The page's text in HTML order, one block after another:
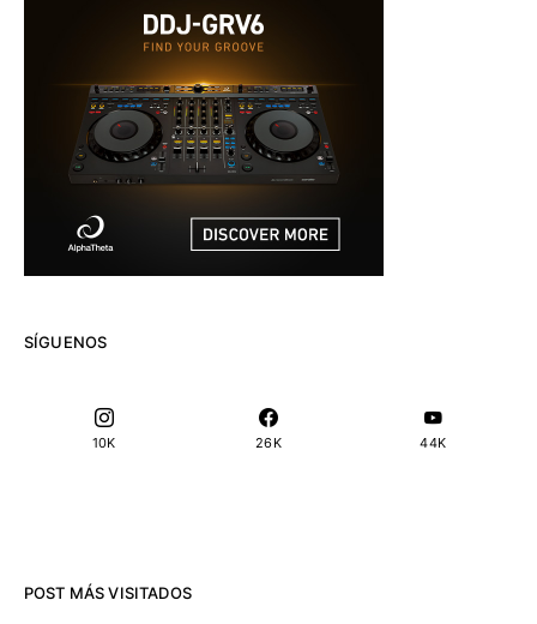
SÍGUENOS
10K 26K 44K
POST MÁS VISITADOS